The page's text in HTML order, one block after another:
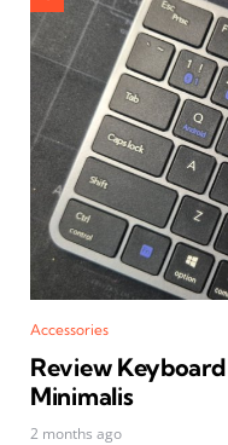
Accessories
Review
Minimalis
2 months ago